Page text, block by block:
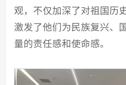
观，不仅加深了对祖国历
激发了他们为民族复兴、
量的责任感和使命感。